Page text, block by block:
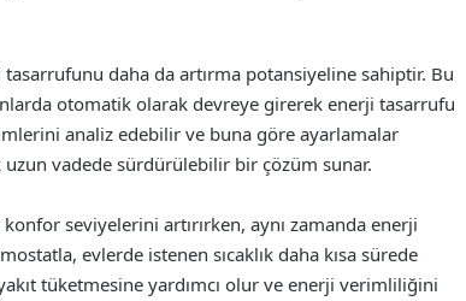
daha da artırma potansiyeline sahiptir. Bu
otomatik olarak devreye girerek enerji tasarrufu
analiz edebilir ve buna göre ayarlamalar
vadede sürdürülebilir bir çözüm sunar.
seviyelerini artırırken, aynı zamanda enerji
evlerde istenen sıcaklık daha kısa sürede
tüketmesine yardımcı olur ve enerji verimliliğini